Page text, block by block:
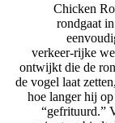
Chicken
rondgaat
verkeer‑rijke
ontwijkt die de
de vogel laat
hoe langer hij
“gefrituurd.”